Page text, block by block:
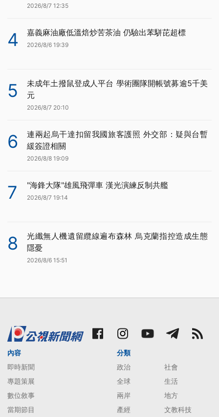
2026/8/7 12:35
4 嘉義麻油廠低溫焙炒苦茶油 仍驗出苯駢芘超標
2026/8/6 19:39
5
未成年土撥鼠登成人平台 學術團隊開帳號募逾5千美
元
2026/8/7 20:10
6
連兩起烏干達扣留我國旅客護照 外交部：疑與台暫
緩簽證相關
2026/8/8 19:09
7 "海鋒大隊"雄風飛彈車 漢光演練反制共艦
2026/8/7 19:14
8
光纖無人機遺留纜線遍布森林 烏克蘭指控造成生態
隱憂
2026/8/6 15:51
內容
即時新聞
專題策展
數位敘事
當期節目
分類
政治
社會
全球
生活
兩岸
地方
產經
文教科技